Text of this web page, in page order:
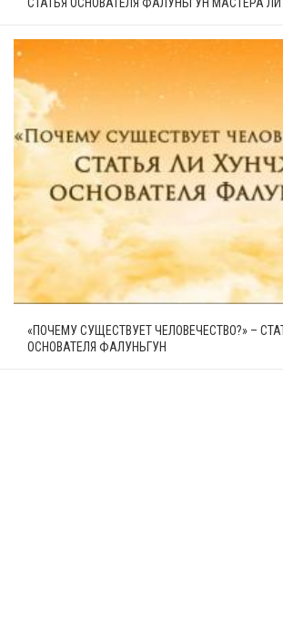
СТАТЬЯ ОСНОВАТЕЛЯ ФАЛУНЬГУН МАСТЕРА
«ПОЧЕМУ СУЩЕСТВУЕТ ЧЕЛОВЕЧЕСТВО?» –
ОСНОВАТЕЛЯ ФАЛУНЬГУН